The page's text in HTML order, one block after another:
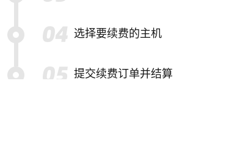
选择要续费的主机
提交续费订单并结算